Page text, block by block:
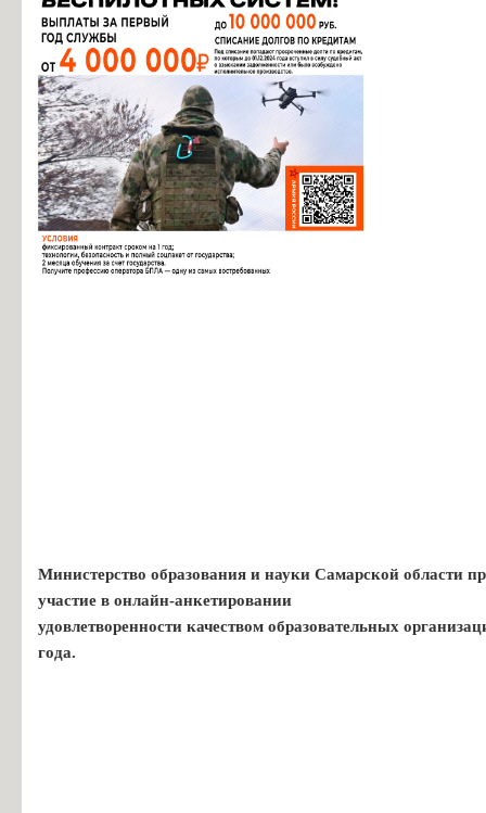
Министерство образования и науки Самарской области
участие в онлайн-анкетировании
удовлетворенности качеством образовательных
года.